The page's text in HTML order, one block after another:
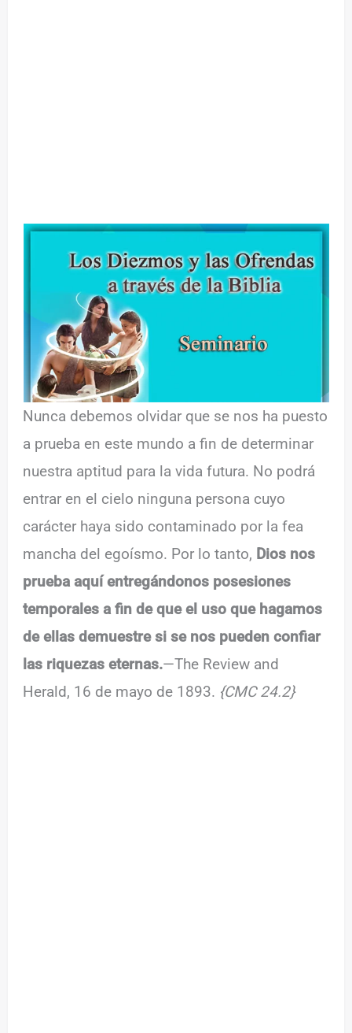
Nunca debemos olvidar que se nos ha puesto
a prueba en este mundo a fin de determinar
nuestra aptitud para la vida futura. No podrá
entrar en el cielo ninguna persona cuyo
carácter haya sido contaminado por la fea
mancha del egoísmo. Por lo tanto, Dios nos
prueba aquí entregándonos posesiones
temporales a fin de que el uso que hagamos
de ellas demuestre si se nos pueden confiar
las riquezas eternas.—The Review and
Herald, 16 de mayo de 1893. {CMC 24.2}